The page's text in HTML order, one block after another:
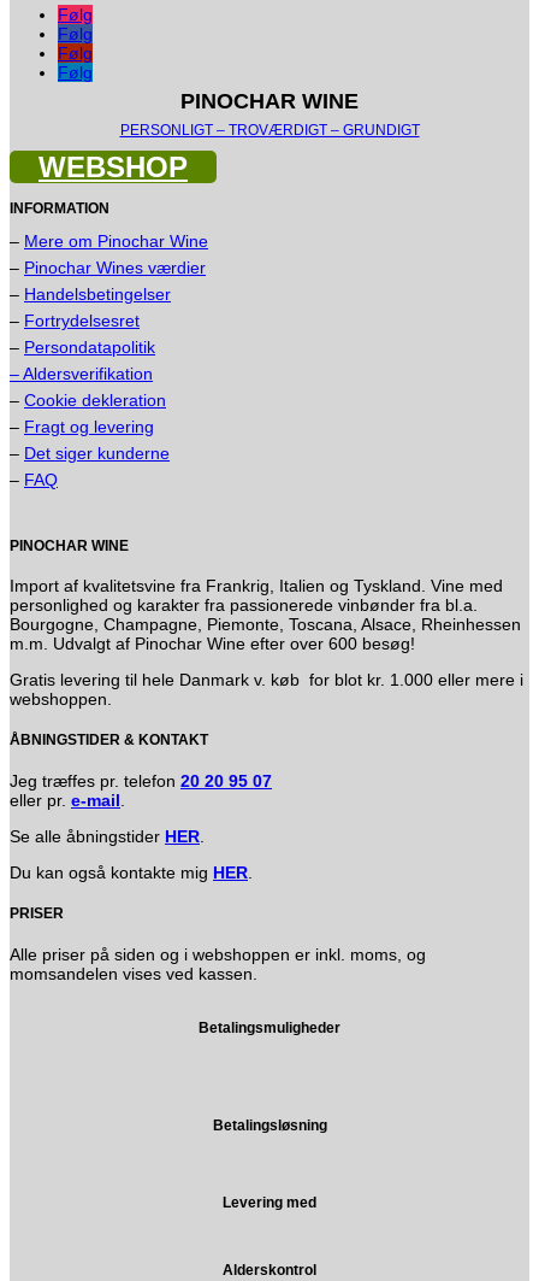
Følg
Følg
Følg
Følg
PINOCHAR WINE
PERSONLIGT – TROVÆRDIGT – GRUNDIGT
WEBSHOP
INFORMATION
– Mere om Pinochar Wine
– Pinochar Wines værdier
– Handelsbetingelser
– Fortrydelsesret
– Persondatapolitik
– Aldersverifikation
– Cookie dekleration
– Fragt og levering
– Det siger kunderne
– FAQ
PINOCHAR WINE
Import af kvalitetsvine fra Frankrig, Italien og Tyskland. Vine med
personlighed og karakter fra passionerede vinbønder fra bl.a.
Bourgogne, Champagne, Piemonte, Toscana, Alsace, Rheinhessen
m.m. Udvalgt af Pinochar Wine efter over 600 besøg!
Gratis levering til hele Danmark v. køb for blot kr. 1.000 eller mere i
webshoppen.
ÅBNINGSTIDER & KONTAKT
Jeg træffes pr. telefon 20 20 95 07
eller pr. e-mail
Se alle åbningstider HER
Du kan også kontakte mig HER
PRISER
Alle priser på siden og i webshoppen er inkl. moms, og
momsandelen vises ved kassen.
Betalingsmuligheder
Betalingsløsning
Levering med
Alderskontrol